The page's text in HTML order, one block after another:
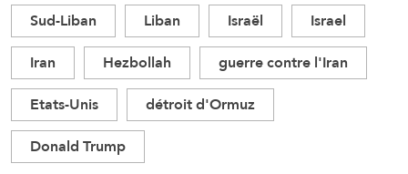
Sud-Liban Liban Israël
Israel
Iran
Hezbollah
guerre contre l'Iran
Etats-Unis
détroit d'Ormuz
Donald Trump